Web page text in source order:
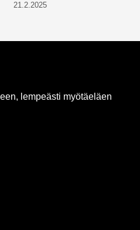
21.2.2025
lempeästi myötäeläen